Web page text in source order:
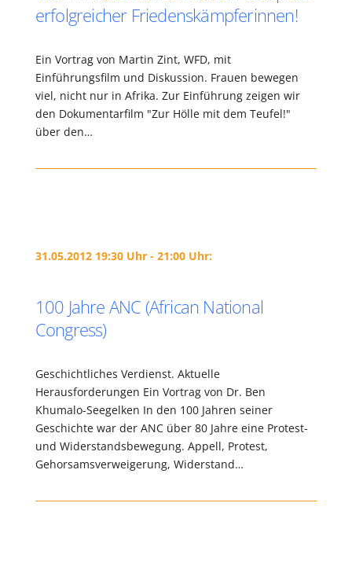
erfolgreicher Friedenskämpferinnen!
Ein Vortrag von Martin Zint, WFD, mit
Einführungsfilm und Diskussion. Frauen bewegen
viel, nicht nur in Afrika. Zur Einführung zeigen wir
den Dokumentarfilm "Zur Hölle mit dem Teufel!"
über den…
31.05.2012 19:30 Uhr - 21:00 Uhr:
100 Jahre ANC (African National
Congress)
Geschichtliches Verdienst. Aktuelle
Herausforderungen Ein Vortrag von Dr. Ben
Khumalo-Seegelken In den 100 Jahren seiner
Geschichte war der ANC über 80 Jahre eine Protest-
und Widerstandsbewegung. Appell, Protest,
Gehorsamsverweigerung, Widerstand…